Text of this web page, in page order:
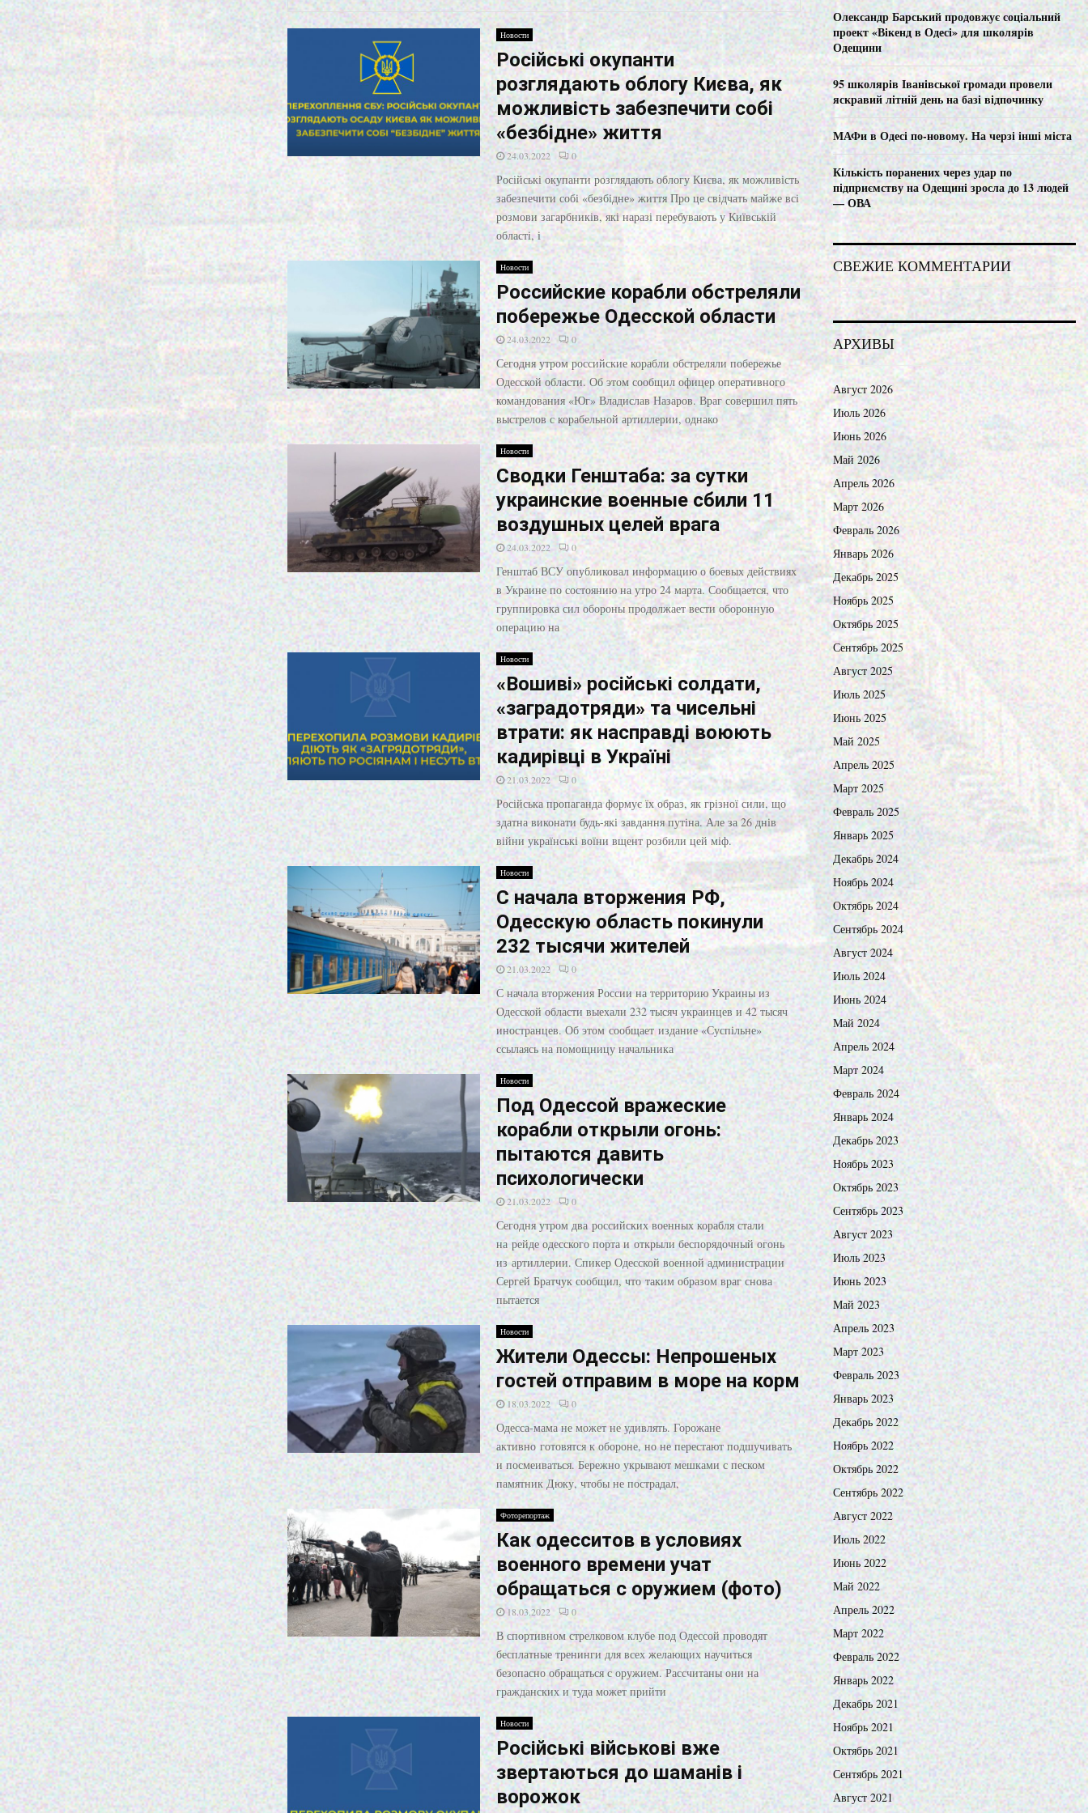
Новости
Російські окупанти
розглядають облогу Києва, як
можливість забезпечити собі
«безбідне» життя
24.03.2022 0
Російські окупанти розглядають облогу Києва, як можливість
забезпечити собі «безбідне» життя Про це свідчать майже всі
розмови загарбників, які наразі перебувають у Київській
області, і
Новости
Российские корабли обстреляли
побережье Одесской области
24.03.2022 0
Сегодня утром российские корабли обстреляли побережье
Одесской области. Об этом сообщил офицер оперативного
командования «Юг» Владислав Назаров. Враг совершил пять
выстрелов с корабельной артиллерии, однако
Новости
Сводки Генштаба: за сутки
украинские военные сбили 11
воздушных целей врага
24.03.2022 0
Генштаб ВСУ опубликовал информацию о боевых действиях
в Украине по состоянию на утро 24 марта. Сообщается, что
группировка сил обороны продолжает вести оборонную
операцию на
Новости
«Вошиві» російські солдати,
«заградотряди» та чисельні
втрати: як насправді воюють
кадирівці в Україні
21.03.2022 0
Російська пропаганда формує їх образ, як грізної сили, що
здатна виконати будь-які завдання путіна. Але за 26 днів
війни українські воїни вщент розбили цей міф.
Новости
С начала вторжения РФ,
Одесскую область покинули
232 тысячи жителей
21.03.2022 0
С начала вторжения России на территорию Украины из
Одесской области выехали 232 тысяч украинцев и 42 тысяч
иностранцев. Об этом сообщает издание «Суспільне»
ссылаясь на помощницу начальника
Новости
Под Одессой вражеские
корабли открыли огонь:
пытаются давить
психологически
21.03.2022 0
Сегодня утром два российских военных корабля стали
на рейде одесского порта и открыли беспорядочный огонь
из артиллерии. Спикер Одесской военной администрации
Сергей Братчук сообщил, что таким образом враг снова
пытается
Новости
Жители Одессы: Непрошеных
гостей отправим в море на корм
18.03.2022 0
Одесса-мама не может не удивлять. Горожане
активно готовятся к обороне, но не перестают подшучивать
и посмеиваться. Бережно укрывают мешками с песком
памятник Дюку, чтобы не пострадал,
Фоторепортаж
Как одесситов в условиях
военного времени учат
обращаться с оружием (фото)
18.03.2022 0
В спортивном стрелковом клубе под Одессой проводят
бесплатные тренинги для всех желающих научиться
безопасно обращаться с оружием. Рассчитаны они на
гражданских и туда может прийти
Новости
Російські військові вже
звертаються до шаманів і
ворожок
C
H
Олександр Барський продовжує соціальний
проект «Вікенд в Одесі» для школярів
Одещини
95 школярів Іванівської громади провели
яскравий літній день на базі відпочинку
МАФи в Одесі по-новому. На черзі інші міста
Кількість поранених через удар по
підприємству на Одещині зросла до 13 людей
— ОВА
СВЕЖИЕ КОММЕНТАРИИ
АРХИВЫ
Август 2026
Июль 2026
Июнь 2026
Май 2026
Апрель 2026
Март 2026
Февраль 2026
Январь 2026
Декабрь 2025
Ноябрь 2025
Октябрь 2025
Сентябрь 2025
Август 2025
Июль 2025
Июнь 2025
Май 2025
Апрель 2025
Март 2025
Февраль 2025
Январь 2025
Декабрь 2024
Ноябрь 2024
Октябрь 2024
Сентябрь 2024
Август 2024
Июль 2024
Июнь 2024
Май 2024
Апрель 2024
Март 2024
Февраль 2024
Январь 2024
Декабрь 2023
Ноябрь 2023
Октябрь 2023
Сентябрь 2023
Август 2023
Июль 2023
Июнь 2023
Май 2023
Апрель 2023
Март 2023
Февраль 2023
Январь 2023
Декабрь 2022
Ноябрь 2022
Октябрь 2022
Сентябрь 2022
Август 2022
Июль 2022
Июнь 2022
Май 2022
Апрель 2022
Март 2022
Февраль 2022
Январь 2022
Декабрь 2021
Ноябрь 2021
Октябрь 2021
Сентябрь 2021
Август 2021